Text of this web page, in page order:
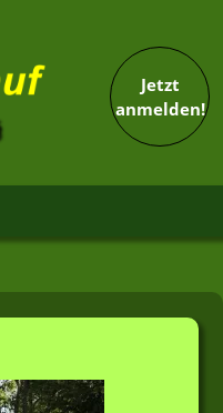
Jetzt
anmelden!